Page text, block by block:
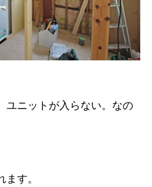
ユニットが入らない。なの
す。